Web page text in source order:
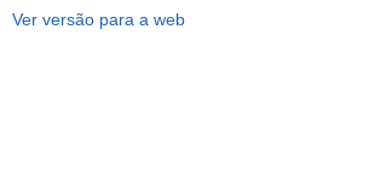
Ver versão para a web